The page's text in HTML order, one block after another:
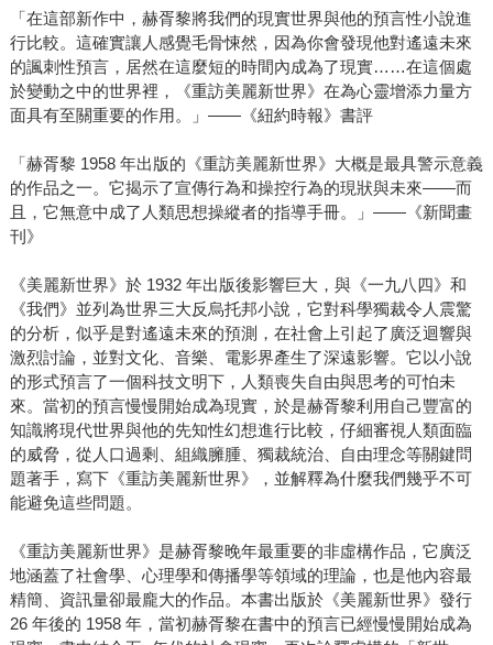
「在這部新作中，赫胥黎將我們的現實世界與他的預言性小說進
行比較。這確實讓人感覺毛骨悚然，因為你會發現他對遙遠未來
的諷刺性預言，居然在這麼短的時間內成為了現實……在這個處
於變動之中的世界裡，《重訪美麗新世界》在為心靈增添力量方
面具有至關重要的作用。」――《紐約時報》書評
「赫胥黎 1958 年出版的《重訪美麗新世界》大概是最具警示意義
的作品之一。它揭示了宣傳行為和操控行為的現狀與未來――而
且，它無意中成了人類思想操縱者的指導手冊。」――《新聞畫
刊》
《美麗新世界》於 1932 年出版後影響巨大，與《一九八四》和
《我們》並列為世界三大反烏托邦小說，它對科學獨裁令人震驚
的分析，似乎是對遙遠未來的預測，在社會上引起了廣泛迴響與
激烈討論，並對文化、音樂、電影界產生了深遠影響。它以小說
的形式預言了一個科技文明下，人類喪失自由與思考的可怕未
來。當初的預言慢慢開始成為現實，於是赫胥黎利用自己豐富的
知識將現代世界與他的先知性幻想進行比較，仔細審視人類面臨
的威脅，從人口過剩、組織臃腫、獨裁統治、自由理念等關鍵問
題著手，寫下《重訪美麗新世界》，並解釋為什麼我們幾乎不可
能避免這些問題。
《重訪美麗新世界》是赫胥黎晚年最重要的非虛構作品，它廣泛
地涵蓋了社會學、心理學和傳播學等領域的理論，也是他內容最
精簡、資訊量卻最龐大的作品。本書出版於《美麗新世界》發行
26 年後的 1958 年，當初赫胥黎在書中的預言已經慢慢開始成為